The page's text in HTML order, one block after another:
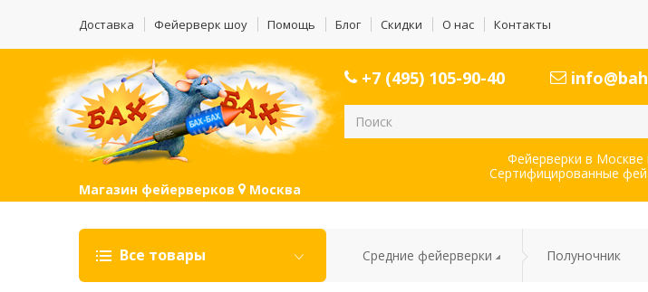
Доставка Фейерверк шоу Помощь Блог Скидки О нас Контакты
+7 (495) 105-90-40
Фейерверки в
Сертифицированные
Магазин фейерверков Москва
Все товары Средние фейерверки Полуночник